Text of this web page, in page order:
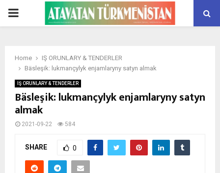
PRIMARY
Home
IŞ ORUNLARY & TENDERLER
Bäsleşik: lukmançylyk enjamlaryny satyn almak
IŞ ORUNLARY & TENDERLER
Bäsleşik: lukmançylyk enjamlaryny satyn
almak
2021-09-22 584
SHARE 0